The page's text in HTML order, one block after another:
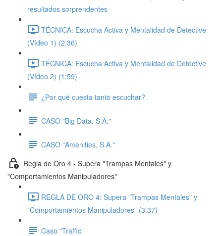
resultados sorprendentes
TÉCNICA: Escucha Activa y Mentalidad de Detective
(Vídeo 1) (2:36)
TÉCNICA: Escucha Activa y Mentalidad de Detective
(Vídeo 2) (1:59)
¿Por qué cuesta tanto escuchar?
CASO "Big Data, S.A."
CASO "Amenities, S.A."
Regla de Oro 4 - Supera "Trampas Mentales" y
"Comportamientos Manipuladores"
REGLA DE ORO 4: Supera "Trampas Mentales" y
"Comportamientos Manipuladores" (3:37)
Caso "Traffic"